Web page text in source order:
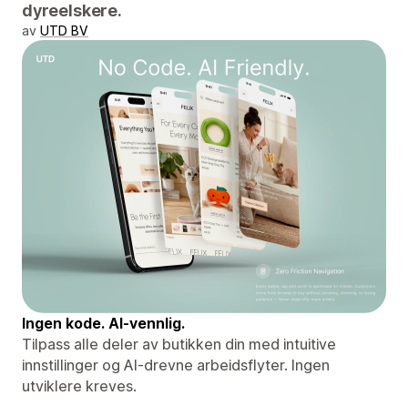
dyreelskere.
av UTD BV
Ingen kode. AI-vennlig.
Tilpass alle deler av butikken din med intuitive
innstillinger og AI-drevne arbeidsflyter. Ingen
utviklere kreves.